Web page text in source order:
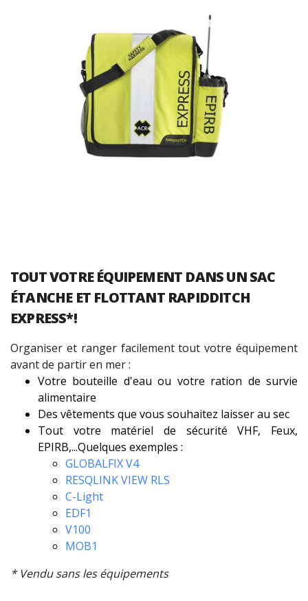
TOUT VOTRE ÉQUIPEMENT DANS UN SAC
ÉTANCHE ET FLOTTANT RAPIDDITCH
EXPRESS*!
Organiser et ranger facilement tout votre équipement
avant de partir en mer :
Votre bouteille d'eau ou votre ration de survie
alimentaire
Des vêtements que vous souhaitez laisser au sec
Tout votre matériel de sécurité VHF, Feux,
EPIRB,...Quelques exemples :
GLOBALFIX V4
RESQLINK VIEW RLS
C-Light
EDF1
V100
MOB1
* Vendu sans les équipements